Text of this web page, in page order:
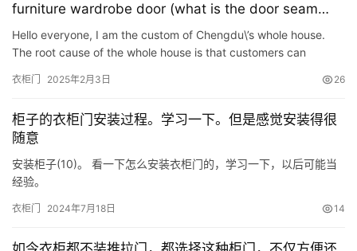
furniture wardrobe door (what is the door seam
standard)
Hello everyone, I am the custom of Chengdu\’s whole house.
The root cause of the whole house is that customers can
衣柜门 2025年2月3日 26
柜子的衣柜门安装过程。学习一下。但是感觉安装得很
随意
安装柜子(10)。 看一下怎么安装衣柜门的，学习一下，以后可能当
经验。
衣柜门 2024年7月18日 14